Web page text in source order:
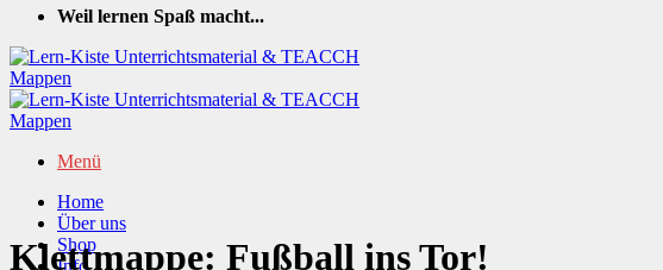
Weil lernen Spaß macht...
Menü
Home
Über uns
Shop
Info
Klettmappe: Fußball ins Tor!